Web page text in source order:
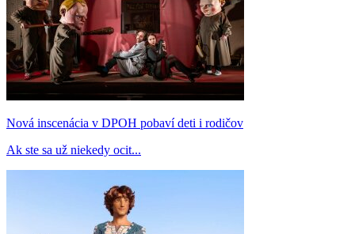
Nová inscenácia v DPOH pobaví deti i rodičov
Ak ste sa už niekedy ocit...